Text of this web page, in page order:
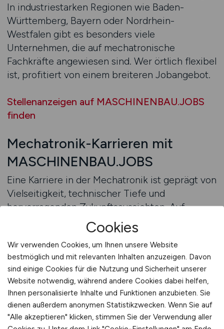
In industriestarken Regionen wie Baden-
Württemberg, Bayern oder Nordrhein-
Westfalen gibt es besonders viele
Unternehmen, die auf mechatronische
Fachkräfte angewiesen sind. Wer örtlich flexibel
ist, profitiert von einem breiteren Jobangebot.
Stellenanzeigen auf MASCHINENBAU.JOBS
finden
Mechatronik-Karrieren mit
MASCHINENBAU.JOBS
Eine Karriere in der Mechatronik ist geprägt von
Vielseitigkeit, technischer Tiefe und
hervorragenden Zukunftsaussichten. Auf
MASCHINENBAU.JOBS finden Arbeitnehmer
gezielt Stellenangebote, die exakt auf ihre
Kompetenzen zugeschnitten sind. Das Portal
bündelt aktuelle Ausschreibungen aus der
gesamten Maschinenbaubranche – von der
industriellen Fertigung bis zur Forschung.
Der Vorteil liegt in der Spezialisierung. Während
Cookies
Wir verwenden Cookies, um Ihnen unsere Website
bestmöglich und mit relevanten Inhalten anzuzeigen. Davon
sind einige Cookies für die Nutzung und Sicherheit unserer
Website notwendig, während andere Cookies dabei helfen,
Ihnen personalisierte Inhalte und Funktionen anzubieten. Sie
dienen außerdem anonymen Statistikzwecken. Wenn Sie auf
"Alle akzeptieren" klicken, stimmen Sie der Verwendung aller